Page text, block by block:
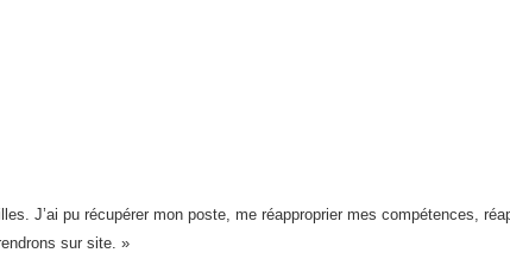
J’ai pu récupérer mon poste, me réapproprier mes compétences,
sur site. »